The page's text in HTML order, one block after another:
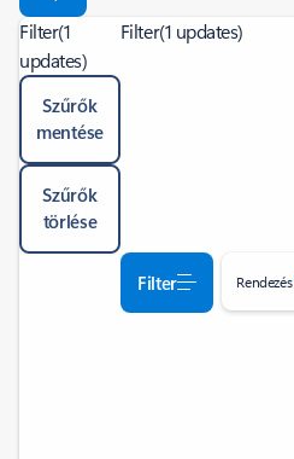
Filter(1
updates)
Szűrők
mentése
Szűrők
törlése
Filter(1 updates)
Filter Rendezés